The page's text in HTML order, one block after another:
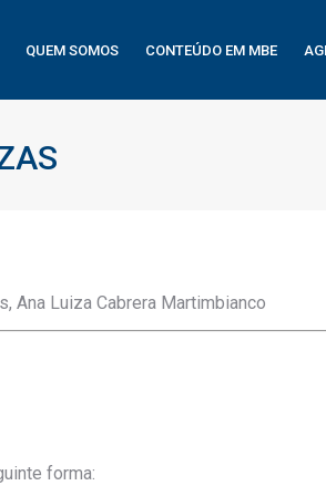
QUEM SOMOS CONTEÚDO EM MBE
Ana Luiza Cabrera Martimbianco
forma: